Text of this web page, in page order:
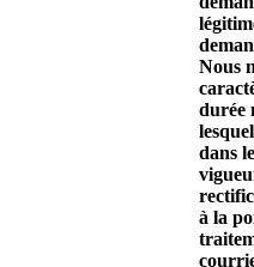
Nous
durée
dans
à la